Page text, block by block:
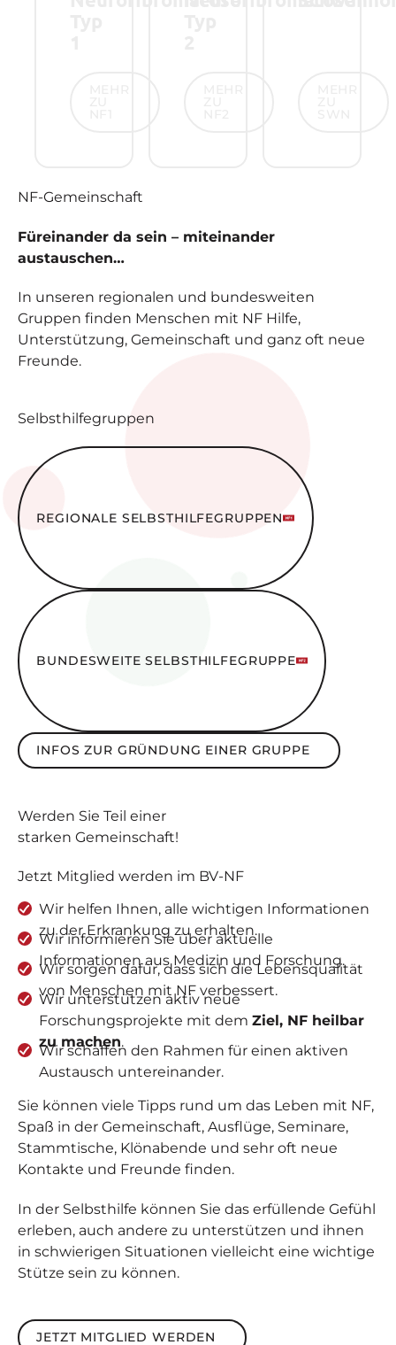
NF-Gemeinschaft
Füreinander da sein – miteinander
austauschen…
In unseren regionalen und bundesweiten
Gruppen finden Menschen mit NF Hilfe,
Unterstützung, Gemeinschaft und ganz oft neue
Freunde.
Selbsthilfegruppen
Regionale Selbsthilfe­gruppen
REGIONALE SELBSTHILFE­GRUPPEN
Bundesweite SelbsthilfeGruppe
BUNDESWEITE SELBSTHILFEGRUPPE
Infos zur Gründung einer Gruppe
INFOS ZUR GRÜNDUNG EINER GRUPPE
Werden Sie Teil einer
starken Gemeinschaft!
Jetzt Mitglied werden im BV-NF
Wir helfen Ihnen, alle wichtigen Informationen
zu der Erkrankung zu erhalten.
Wir informieren Sie über aktuelle
Informationen aus Medizin und Forschung.
Wir sorgen dafür, dass sich die Lebensqualität
von Menschen mit NF verbessert.
Wir unterstützen aktiv neue
Forschungsprojekte mit dem Ziel, NF heilbar
zu machen.
Wir schaffen den Rahmen für einen aktiven
Austausch untereinander.
Sie können viele Tipps rund um das Leben mit NF,
Spaß in der Gemeinschaft, Ausflüge, Seminare,
Stammtische, Klönabende und sehr oft neue
Kontakte und Freunde finden.
In der Selbsthilfe können Sie das erfüllende Gefühl
erleben, auch andere zu unterstützen und ihnen
in schwierigen Situationen vielleicht eine wichtige
Stütze sein zu können.
Jetzt Mitglied werden
JETZT MITGLIED WERDEN